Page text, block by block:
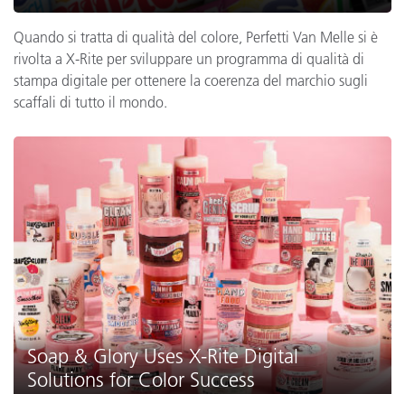
Quando si tratta di qualità del colore, Perfetti Van Melle si è
rivolta a X-Rite per sviluppare un programma di qualità di
stampa digitale per ottenere la coerenza del marchio sugli
scaffali di tutto il mondo.
Soap & Glory Uses X-Rite Digital
Solutions for Color Success